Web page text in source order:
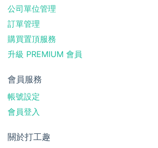
公司單位管理
訂單管理
購買置頂服務
升級 PREMIUM 會員
會員服務
帳號設定
會員登入
關於打工趣